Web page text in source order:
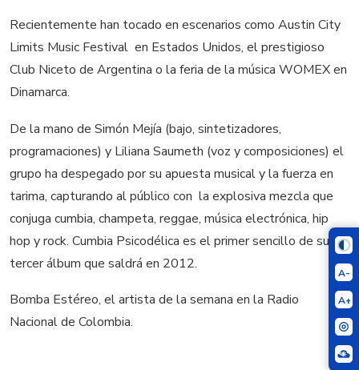
A-
A+
Recientemente han tocado en escenarios como Austin City
Limits Music Festival en Estados Unidos, el prestigioso
Club Niceto de Argentina o la feria de la música WOMEX en
Dinamarca.
De la mano de Simón Mejía (bajo, sintetizadores,
programaciones) y Liliana Saumeth (voz y composiciones) el
grupo ha despegado por su apuesta musical y la fuerza en
tarima, capturando al público con la explosiva mezcla que
conjuga cumbia, champeta, reggae, música electrónica, hip
hop y rock. Cumbia Psicodélica es el primer sencillo de su
tercer álbum que saldrá en 2012.
Bomba Estéreo, el artista de la semana en la Radio
Nacional de Colombia.